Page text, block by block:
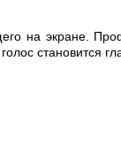
на экране.
становится